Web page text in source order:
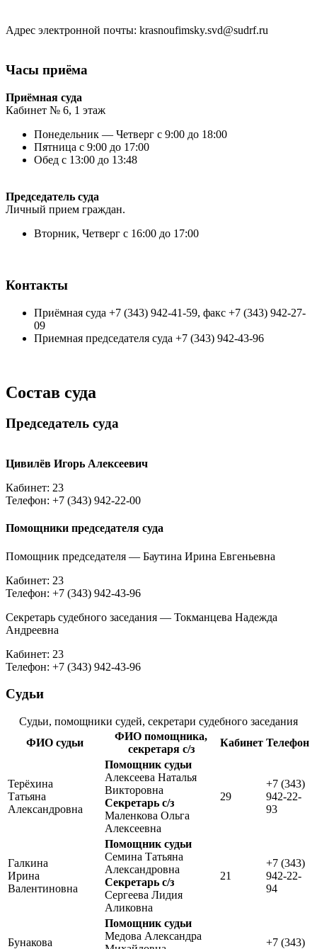
Адрес электронной почты: krasnoufimsky.svd@sudrf.ru
Часы приёма
Приёмная суда
Кабинет № 6, 1 этаж
Понедельник — Четверг с 9:00 до 18:00
Пятница с 9:00 до 17:00
Обед с 13:00 до 13:48
Председатель суда
Личный прием граждан.
Вторник, Четверг с 16:00 до 17:00
Контакты
Приёмная суда +7 (343) 942-41-59, факс +7 (343) 942-27-
09
Приемная председателя суда +7 (343) 942-43-96
Состав суда
Председатель суда
Цивилёв Игорь Алексеевич
Кабинет: 23
Телефон: +7 (343) 942-22-00
Помощники председателя суда
Помощник председателя — Баутина Ирина Евгеньевна
Кабинет: 23
Телефон: +7 (343) 942-43-96
Секретарь судебного заседания — Токманцева Надежда
Андреевна
Кабинет: 23
Телефон: +7 (343) 942-43-96
Судьи
Судьи, помощники судей, секретари судебного заседания
ФИО судьи
ФИО помощника,
секретаря с/з
Кабинет Телефон
Терёхина
Татьяна
Александровна
Помощник судьи
Алексеева Наталья
Викторовна
Секретарь с/з
Маленкова Ольга
Алексеевна
29
+7 (343)
942-22-
93
Галкина
Ирина
Валентиновна
Помощник судьи
Семина Татьяна
Александровна
Секретарь с/з
Сергеева Лидия
Аликовна
21
+7 (343)
942-22-
94
Бунакова
Помощник судьи
Медова Александра
+7 (343)